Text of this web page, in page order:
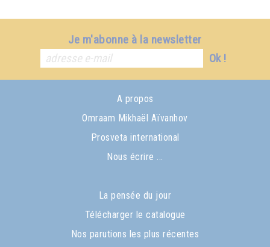
Je m'abonne à la newsletter
Ok !
A propos
Omraam Mikhaël Aïvanhov
Prosveta international
Nous écrire ...
La pensée du jour
Télécharger le catalogue
Nos parutions les plus récentes